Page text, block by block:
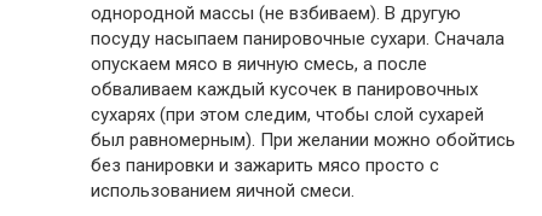
однородной массы (не взбиваем). В другую
посуду насыпаем панировочные сухари. Сначала
опускаем мясо в яичную смесь, а после
обваливаем каждый кусочек в панировочных
сухарях (при этом следим, чтобы слой сухарей
был равномерным). При желании можно обойтись
без панировки и зажарить мясо просто с
использованием яичной смеси.